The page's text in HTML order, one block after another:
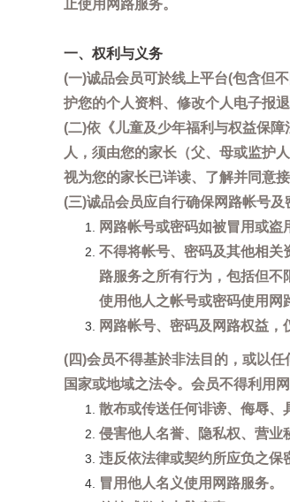
止使用网路服务。
一、权利与义务
(一)诚品会员可於线上平台(包含但
护您的个人资料、修改个人电子报
(二)依《儿童及少年福利与权益保
人，须由您的家长（父、母或监护
视为您的家长已详读、了解并同意
(三)诚品会员应自行确保网路帐号
网路帐号或密码如被冒用或盗
不得将帐号、密码及其他相关
路服务之所有行为，包括但
使用他人之帐号或密码使用网
网路帐号、密码及网路权益，
(四)会员不得基於非法目的，或以
国家或地域之法令。会员不得利用
散布或传送任何诽谤、侮辱、
侵害他人名誉、隐私权、营业
违反依法律或契约所应负之保
冒用他人名义使用网路服务。